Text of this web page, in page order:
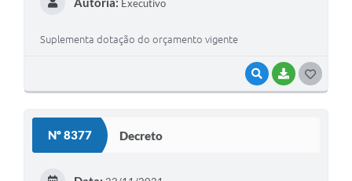
VISUALIZAR
BAIXAR
Executivo
Suplementa dotação do orçamento vigente
Nº 8377 Decreto